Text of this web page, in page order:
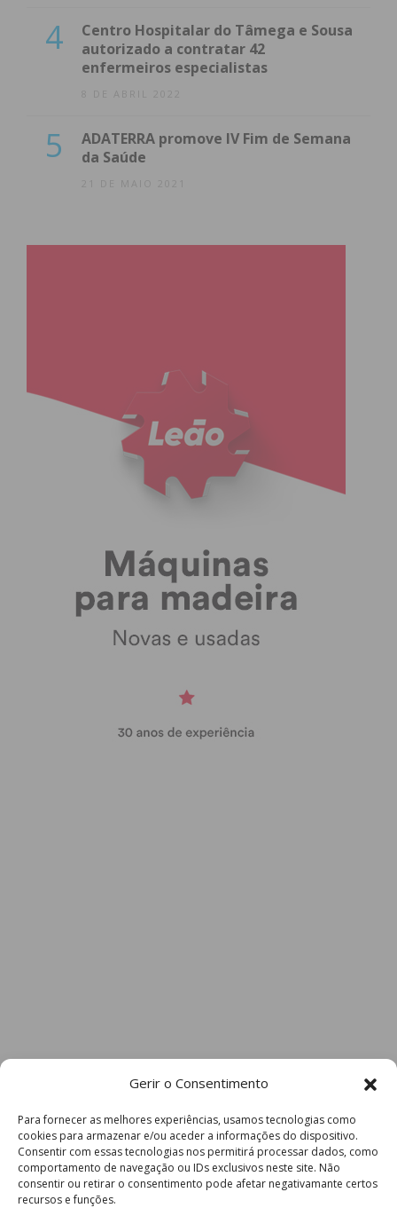
Gerir o Consentimento
Para fornecer as melhores experiências, usamos tecnologias como
cookies para armazenar e/ou aceder a informações do dispositivo.
Consentir com essas tecnologias nos permitirá processar dados, como
comportamento de navegação ou IDs exclusivos neste site. Não
consentir ou retirar o consentimento pode afetar negativamante certos
recursos e funções.
4
Centro Hospitalar do Tâmega e Sousa
autorizado a contratar 42
enfermeiros especialistas
8 DE ABRIL 2022
5
ADATERRA promove IV Fim de Semana
da Saúde
21 DE MAIO 2021